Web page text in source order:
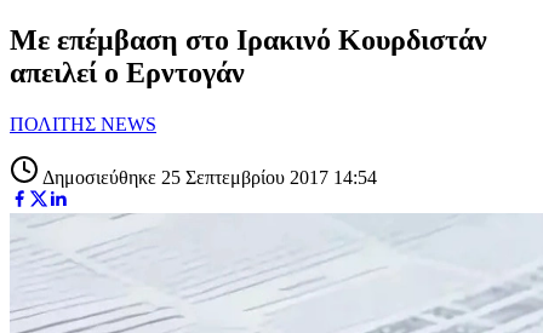
Με επέμβαση στο Ιρακινό Κουρδιστάν
απειλεί ο Ερντογάν
ΠΟΛΙΤΗΣ NEWS
Δημοσιεύθηκε 25 Σεπτεμβρίου 2017 14:54